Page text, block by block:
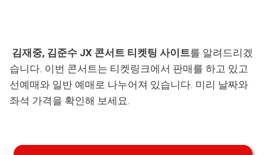
김재중, 김준수 JX 콘서트 티켓팅 사이트를 알려드리겠
습니다. 이번 콘서트는 티켓링크에서 판매를 하고 있고
선예매와 일반 예매로 나누어져 있습니다. 미리 날짜와
좌석 가격을 확인해 보세요.